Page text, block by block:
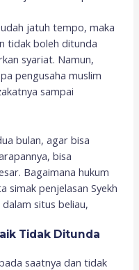
jatuh tempo, maka
tidak boleh ditunda
syariat. Namun,
pengusaha muslim
sampai
bulan, agar bisa
bisa
Bagaimana hukum
simak penjelasan Syekh
situs beliau,
Tidak Ditunda
saatnya dan tidak